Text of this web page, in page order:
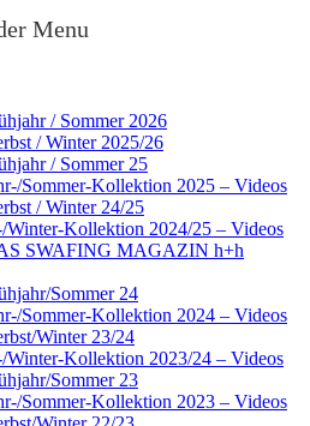
/ Sommer 2026
/ Winter 2025/26
/ Sommer 25
Sommer-Kollektion 2025 – Videos
/ Winter 24/25
Winter-Kollektion 2024/25 – Videos
SWAFING MAGAZIN h+h
Sommer 24
Sommer-Kollektion 2024 – Videos
Winter 23/24
Winter-Kollektion 2023/24 – Videos
Sommer 23
Sommer-Kollektion 2023 – Videos